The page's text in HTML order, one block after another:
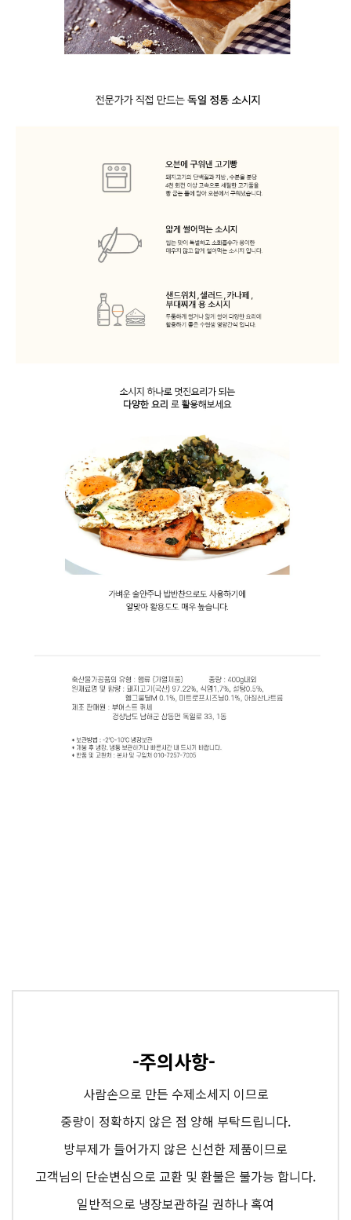
-주의사항-
사람손으로 만든 수제소세지 이므로
중량이 정확하지 않은 점 양해 부탁드립니다.
방부제가 들어가지 않은 신선한 제품이므로
고객님의 단순변심으로 교환 및 환불은 불가능 합니다.
일반적으로 냉장보관하길 권하나 혹여